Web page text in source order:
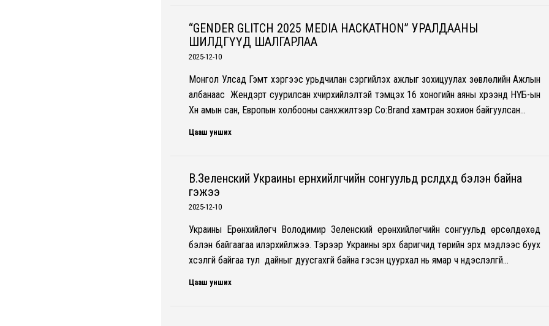
“GENDER GLITCH 2025 MEDIA HACKATHON” УРАЛДААНЫ
ШИЛДГҮҮД ШАЛГАРЛАА
2025-12-10
Монгол Улсад Гэмт хэргээс урьдчилан сэргийлэх ажлыг зохицуулах зөвлөлийн Ажлын
албанаас Жендэрт суурилсан хүчирхийлэлтэй тэмцэх 16 хоногийн аяны хүрээнд НҮБ-ын
Хүн амын сан, Европын холбооны санхүүжилтээр Co:Brand хамтран зохион байгуулсан…
Цааш унших
В.Зеленский Украины ерөнхийлөгчийн сонгуульд өрсөлдөхөд бэлэн байна
гэжээ
2025-12-10
Украины Ерөнхийлөгч Володимир Зеленский ерөнхийлөгчийн сонгуульд өрсөлдөхөд
бэлэн байгаагаа илэрхийлжээ. Тэрээр Украины эрх баригчид төрийн эрх мэдлээс буух
хүсэлгүй байгаа тул дайныг дуусгахгүй байна гэсэн цуурхал нь ямар ч үндэслэлгүй…
Цааш унших